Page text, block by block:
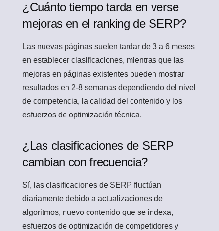
¿Cuánto tiempo tarda en verse
mejoras en el ranking de SERP?
Las nuevas páginas suelen tardar de 3 a 6 meses
en establecer clasificaciones, mientras que las
mejoras en páginas existentes pueden mostrar
resultados en 2-8 semanas dependiendo del nivel
de competencia, la calidad del contenido y los
esfuerzos de optimización técnica.
¿Las clasificaciones de SERP
cambian con frecuencia?
Sí, las clasificaciones de SERP fluctúan
diariamente debido a actualizaciones de
algoritmos, nuevo contenido que se indexa,
esfuerzos de optimización de competidores y